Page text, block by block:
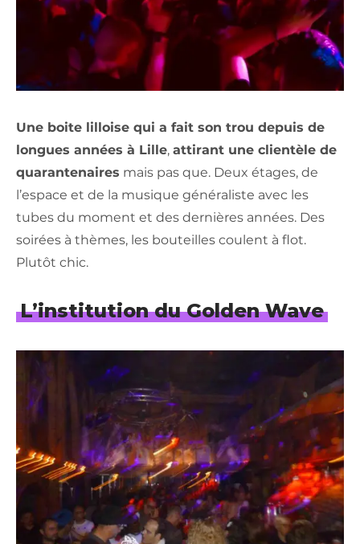
Une boite lilloise qui a fait son trou depuis de
longues années à Lille, attirant une clientèle de
quarantenaires mais pas que. Deux étages, de
l’espace et de la musique généraliste avec les
tubes du moment et des dernières années. Des
soirées à thèmes, les bouteilles coulent à flot.
Plutôt chic.
L’institution du Golden Wave